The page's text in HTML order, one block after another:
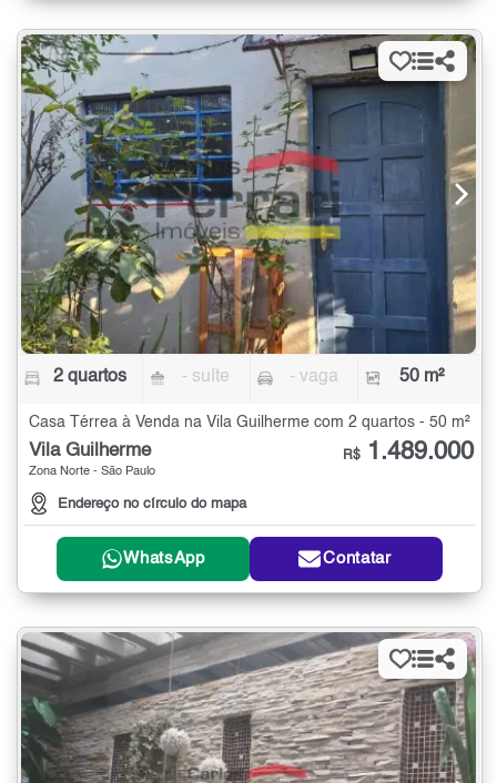
2 quartos - suíte - vaga 50 m²
Casa Térrea à Venda na Vila Guilherme com 2 quartos - 50 m²
Vila Guilherme
Zona Norte - São Paulo
Endereço no círculo do mapa
R$ 1.489.000
WhatsApp Contatar